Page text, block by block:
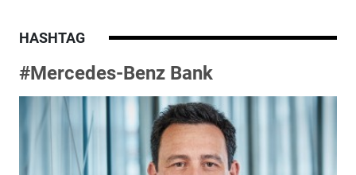
HASHTAG
#Mercedes-Benz Bank